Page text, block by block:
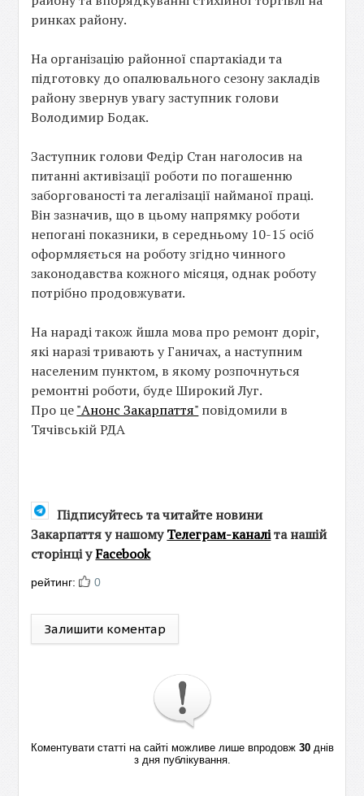
ринках району.
На організацію районної спартакіади та
підготовку до опалювального сезону закладів
району звернув увагу заступник голови
Володимир Бодак.
Заступник голови Федір Стан наголосив на
питанні активізації роботи по погашенню
заборгованості та легалізації найманої праці.
Він зазначив, що в цьому напрямку роботи
непогані показники, в середньому 10-15 осіб
оформляється на роботу згідно чинного
законодавства кожного місяця, однак роботу
потрібно продовжувати.
На нараді також йшла мова про ремонт доріг,
які наразі тривають у Ганичах, а наступним
населеним пунктом, в якому розпочнуться
ремонтні роботи, буде Широкий Луг.
Про це"Анонс Закарпаття" повідомили в
Тячівській РДА
Підписуйтесь та читайте новини
Закарпаття у нашомуТелеграм-каналіта нашій
сторінці уFacebook
рейтинг: 0
Залишити коментар
Коментувати статті на сайті можливе лише впродовж 30днів
з дня публікування.